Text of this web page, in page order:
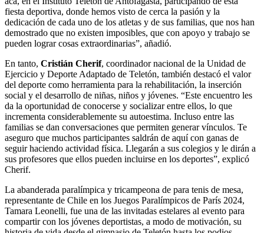
fiesta deportiva, donde hemos visto de cerca la pasión y la
dedicación de cada uno de los atletas y de sus familias, que nos han
demostrado que no existen imposibles, que con apoyo y trabajo se
pueden lograr cosas extraordinarias”, añadió.
En tanto, Cristián Cherif, coordinador nacional de la Unidad de
Ejercicio y Deporte Adaptado de Teletón, también destacó el valor
del deporte como herramienta para la rehabilitación, la inserción
social y el desarrollo de niñas, niños y jóvenes. “Este encuentro les
da la oportunidad de conocerse y socializar entre ellos, lo que
incrementa considerablemente su autoestima. Incluso entre las
familias se dan conversaciones que permiten generar vínculos. Te
aseguro que muchos participantes saldrán de aquí con ganas de
seguir haciendo actividad física. Llegarán a sus colegios y le dirán a
sus profesores que ellos pueden incluirse en los deportes”, explicó
Cherif.
La abanderada paralímpica y tricampeona de para tenis de mesa,
representante de Chile en los Juegos Paralímpicos de París 2024,
Tamara Leonelli, fue una de las invitadas estelares al evento para
compartir con los jóvenes deportistas, a modo de motivación, su